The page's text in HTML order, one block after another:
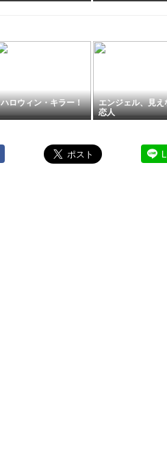
ハロウィン・キラー！ エンジェル、見え
恋人